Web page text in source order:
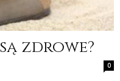
zdrowe?
0